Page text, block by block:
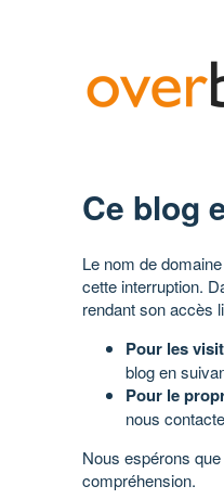
Ce blog
Le nom de
cette interruption.
rendant son accès
Pour les
blog en
Pour le
nous
Nous espérons
compréhension.